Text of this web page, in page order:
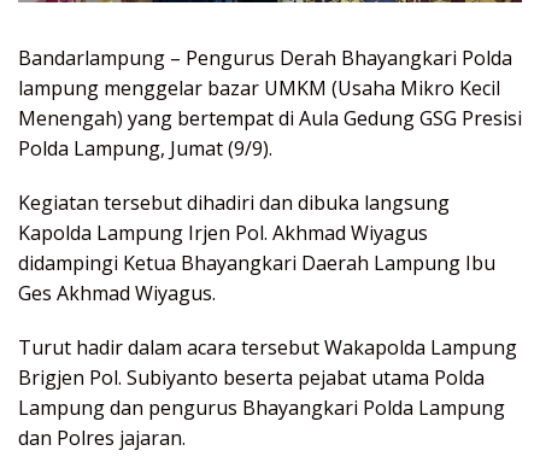
Bandarlampung – Pengurus Derah Bhayangkari Polda
lampung menggelar bazar UMKM (Usaha Mikro Kecil
Menengah) yang bertempat di Aula Gedung GSG Presisi
Polda Lampung, Jumat (9/9).
Kegiatan tersebut dihadiri dan dibuka langsung
Kapolda Lampung Irjen Pol. Akhmad Wiyagus
didampingi Ketua Bhayangkari Daerah Lampung Ibu
Ges Akhmad Wiyagus.
Turut hadir dalam acara tersebut Wakapolda Lampung
Brigjen Pol. Subiyanto beserta pejabat utama Polda
Lampung dan pengurus Bhayangkari Polda Lampung
dan Polres jajaran.